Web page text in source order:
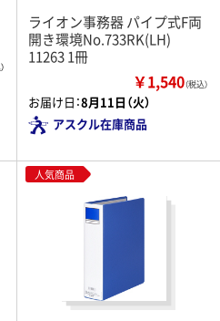
ライオン事務器 パイプ式F両
開き環境No.733RK(LH)
11263 1冊
￥1,540（税込）
お届け日：8月11日（火）
アスクル在庫商品
人気商品